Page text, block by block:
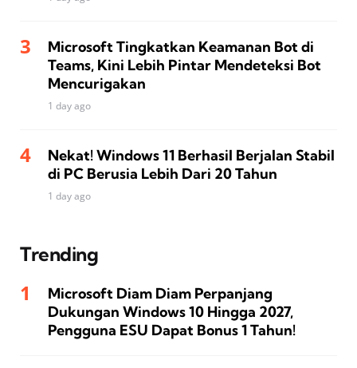
Microsoft Tingkatkan Keamanan Bot di
Teams, Kini Lebih Pintar Mendeteksi Bot
Mencurigakan
1 day ago
Nekat! Windows 11 Berhasil Berjalan Stabil
di PC Berusia Lebih Dari 20 Tahun
1 day ago
Trending
Microsoft Diam Diam Perpanjang
Dukungan Windows 10 Hingga 2027,
Pengguna ESU Dapat Bonus 1 Tahun!